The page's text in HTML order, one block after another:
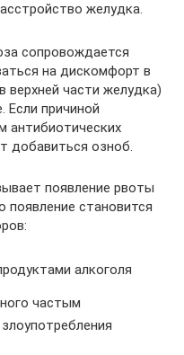
желудка.
сопровождается
на дискомфорт в
верхней части желудка)
Если причиной
антибиотических
добавиться озноб.
появление рвоты
появление становится
алкоголя
частым